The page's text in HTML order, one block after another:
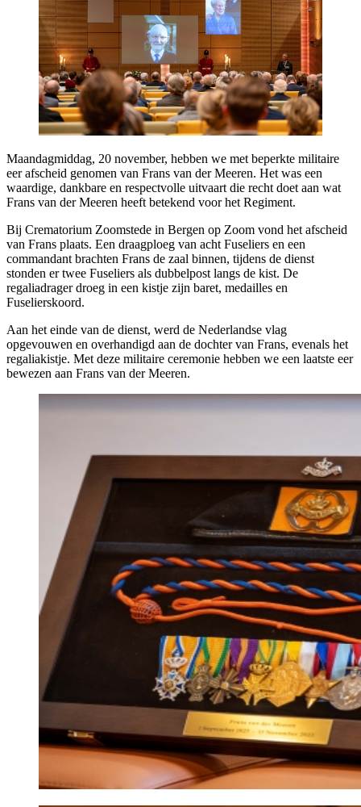
Maandagmiddag, 20 november, hebben we met beperkte militaire
eer afscheid genomen van Frans van der Meeren. Het was een
waardige, dankbare en respectvolle uitvaart die recht doet aan wat
Frans van der Meeren heeft betekend voor het Regiment.
Bij Crematorium Zoomstede in Bergen op Zoom vond het afscheid
van Frans plaats. Een draagploeg van acht Fuseliers en een
commandant brachten Frans de zaal binnen, tijdens de dienst
stonden er twee Fuseliers als dubbelpost langs de kist. De
regaliadrager droeg in een kistje zijn baret, medailles en
Fuselierskoord.
Aan het einde van de dienst, werd de Nederlandse vlag
opgevouwen en overhandigd aan de dochter van Frans, evenals het
regaliakistje. Met deze militaire ceremonie hebben we een laatste eer
bewezen aan Frans van der Meeren.